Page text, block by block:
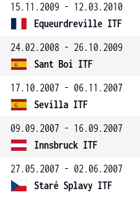
15.11.2009 - 12.03.2010
Equeurdreville ITF
24.02.2008 - 26.10.2009
Sant Boi ITF
17.10.2007 - 06.11.2007
Sevilla ITF
09.09.2007 - 16.09.2007
Innsbruck ITF
27.05.2007 - 02.06.2007
Staré Splavy ITF